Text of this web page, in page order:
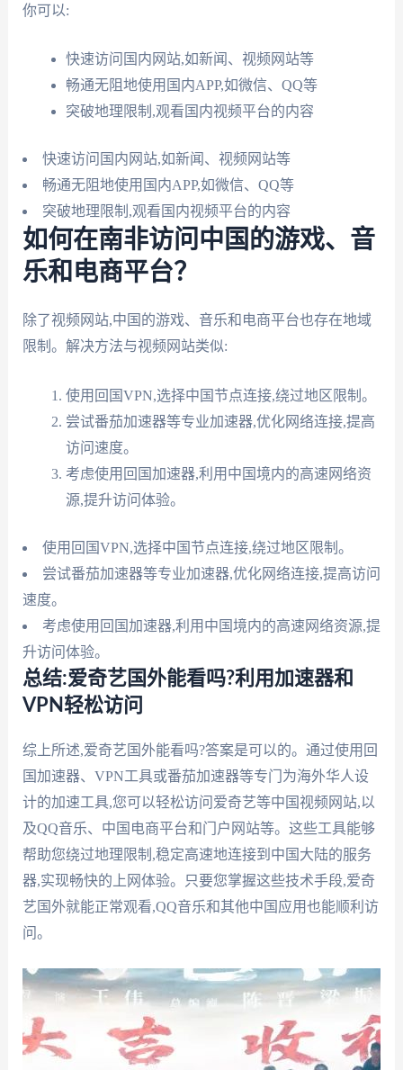
你可以:
快速访问国内网站,如新闻、视频网站等
畅通无阻地使用国内APP,如微信、QQ等
突破地理限制,观看国内视频平台的内容
快速访问国内网站,如新闻、视频网站等
畅通无阻地使用国内APP,如微信、QQ等
突破地理限制,观看国内视频平台的内容
如何在南非访问中国的游戏、音
乐和电商平台？
除了视频网站,中国的游戏、音乐和电商平台也存在地域
限制。解决方法与视频网站类似:
使用回国VPN,选择中国节点连接,绕过地区限制。
尝试番茄加速器等专业加速器,优化网络连接,提高
访问速度。
考虑使用回国加速器,利用中国境内的高速网络资
源,提升访问体验。
使用回国VPN,选择中国节点连接,绕过地区限制。
尝试番茄加速器等专业加速器,优化网络连接,提高访问
速度。
考虑使用回国加速器,利用中国境内的高速网络资源,提
升访问体验。
总结:爱奇艺国外能看吗?利用加速器和
VPN轻松访问
综上所述,爱奇艺国外能看吗?答案是可以的。通过使用回
国加速器、VPN工具或番茄加速器等专门为海外华人设
计的加速工具,您可以轻松访问爱奇艺等中国视频网站,以
及QQ音乐、中国电商平台和门户网站等。这些工具能够
帮助您绕过地理限制,稳定高速地连接到中国大陆的服务
器,实现畅快的上网体验。只要您掌握这些技术手段,爱奇
艺国外就能正常观看,QQ音乐和其他中国应用也能顺利访
问。